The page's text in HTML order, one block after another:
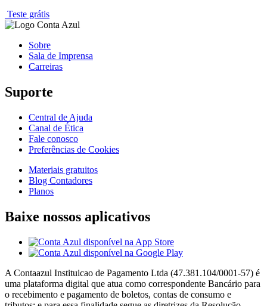
Teste grátis
Sobre
Sala de Imprensa
Carreiras
Suporte
Central de Ajuda
Canal de Ética
Fale conosco
Preferências de Cookies
Materiais gratuitos
Blog Contadores
Planos
Baixe nossos aplicativos
A Contaazul Instituicao de Pagamento Ltda (47.381.104/0001-57) é
uma plataforma digital que atua como correspondente Bancário para
o recebimento e pagamento de boletos, contas de consumo e